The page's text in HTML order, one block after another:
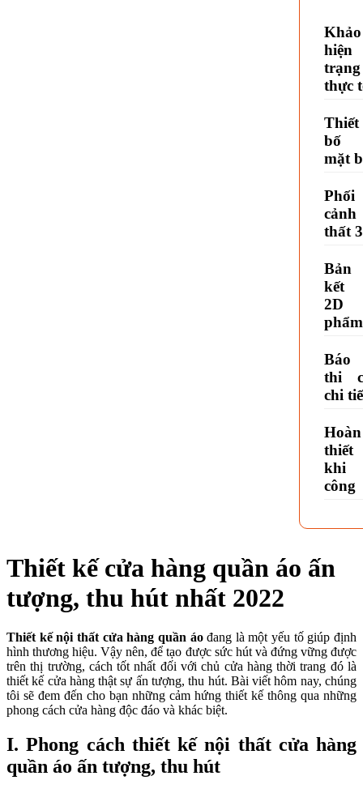
hiện
trạng
thực
bố
mặt
Phối
thất
kết
2D
phẩm
Báo
thi
chi
khi
công
Thiết kế cửa hàng quần áo ấn
tượng, thu hút nhất 2022
Thiết kế nội thất cửa hàng quần áođang là một yếu tố giúp định
hình thương hiệu. Vậy nên, để tạo được sức hút và đứng vững được
trên thị trường, cách tốt nhất đối với chủ cửa hàng thời trang đó là
thiết kế cửa hàng thật sự ấn tượng, thu hút. Bài viết hôm nay, chúng
tôi sẽ đem đến cho bạn những cảm hứng thiết kế thông qua những
phong cách cửa hàng độc đáo và khác biệt.
I. Phong cách thiết kế nội thất cửa hàng
quần áo ấn tượng, thu hút